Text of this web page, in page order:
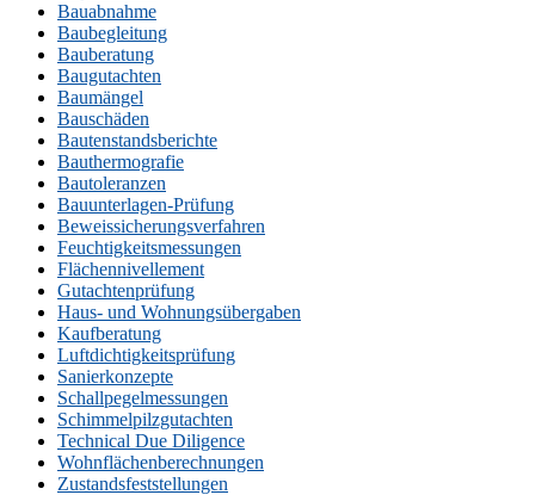
Bauabnahme
Baubegleitung
Bauberatung
Baugutachten
Baumängel
Bauschäden
Bautenstandsberichte
Bauthermografie
Bautoleranzen
Bauunterlagen-Prüfung
Beweissicherungsverfahren
Feuchtigkeitsmessungen
Flächennivellement
Gutachtenprüfung
Haus- und Wohnungsübergaben
Kaufberatung
Luftdichtigkeitsprüfung
Sanierkonzepte
Schallpegelmessungen
Schimmelpilzgutachten
Technical Due Diligence
Wohnflächenberechnungen
Zustandsfeststellungen